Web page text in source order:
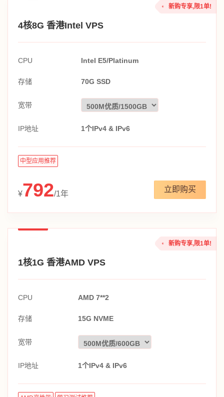
新购专享,限1单!
4核8G 香港Intel VPS
CPU Intel E5/Platinum
存储 70G SSD
宽带
IP地址 1个IPv4 & IPv6
中型应用推荐
¥792/1年
立即购买
新购专享,限1单!
1核1G 香港AMD VPS
CPU AMD 7**2
存储 15G NVME
宽带
IP地址 1个IPv4 & IPv6